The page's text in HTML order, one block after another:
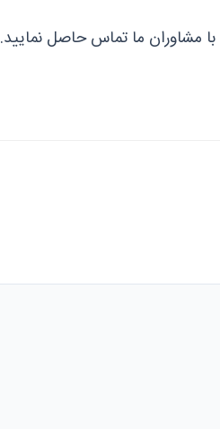
مشاوران ما تماس حاصل نمایید.